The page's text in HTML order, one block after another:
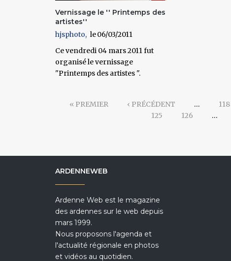
Vernissage le '' Printemps des
artistes''
hjsphoto
06/03/2011
Ce vendredi 04 mars 2011 fut
organisé le vernissage
"Printemps des artistes ".
« PREMIER ‹ PRÉCÉDENT … 118
125
126 …
ARDENNEWEB
Ardenne Web est le magazine
des ardennes sur le web depuis
mars 1999.
Nous proposons l'agenda et
l'actualité régionale en photos
et vidéos au quotidien.